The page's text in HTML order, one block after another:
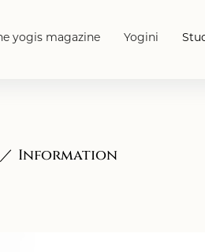
yogis magazine Yogini
Information